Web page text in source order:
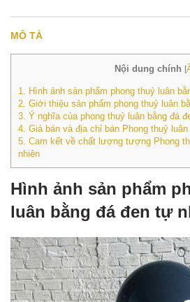
MÔ TẢ
Nội dung chính [
1. Hình ảnh sản phẩm phong thuỷ luân
2. Giới thiệu sản phẩm phong thuỷ luân
3. Ý nghĩa của phong thuỷ luân bằng đá
4. Giá bán và địa chỉ bán Phong thuỷ
5. Cam kết về chất lượng tượng Phong
nhiên
Hình ảnh sản phẩm
luân bằng đá đen tự